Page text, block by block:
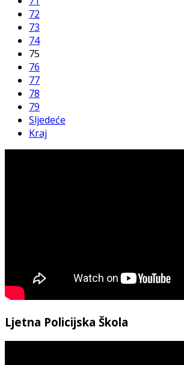
72
73
74
75
76
77
78
79
Sljedeće
Kraj
Ljetna Policijska Škola